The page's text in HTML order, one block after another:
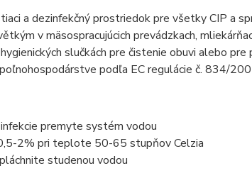
a dezinfekčný prostriedok pre všetky CIP a
v mäsospracujúcich prevádzkach,
slučkách pre čistenie obuvi alebo pre
podľa EC regulácie č. 834/
premyte systém vodou
2% pri teplote 50-65 stupňov Celzia
studenou vodou